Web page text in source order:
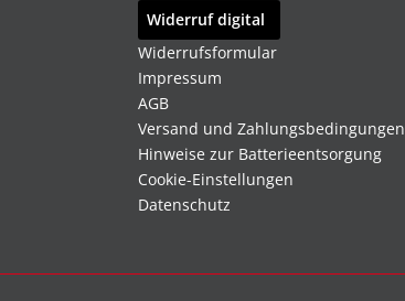
Widerruf digital
Widerrufsformular
Impressum
AGB
Versand und Zahlungsbedingungen
Hinweise zur Batterieentsorgung
Cookie-Einstellungen
Datenschutz